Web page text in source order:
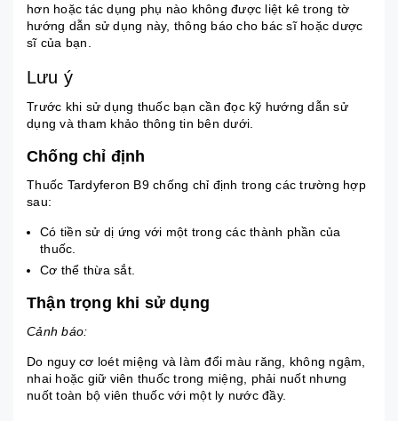
hơn hoặc tác dụng phụ nào không được liệt kê trong tờ
hướng dẫn sử dụng này, thông báo cho bác sĩ hoặc dược
sĩ của bạn.
Lưu ý
Trước khi sử dụng thuốc bạn cần đọc kỹ hướng dẫn sử
dụng và tham khảo thông tin bên dưới.
Chống chỉ định
Thuốc Tardyferon B9 chống chỉ định trong các trường hợp
sau:
Có tiền sử dị ứng với một trong các thành phần của
thuốc.
Cơ thể thừa sắt.
Thận trọng khi sử dụng
Cảnh báo:
Do nguy cơ loét miệng và làm đổi màu răng, không ngậm,
nhai hoặc giữ viên thuốc trong miệng, phải nuốt nhưng
nuốt toàn bộ viên thuốc với một ly nước đầy.